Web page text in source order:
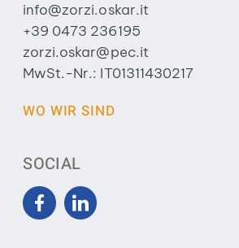
info@zorzi.oskar.it
+39 0473 236195
zorzi.oskar@pec.it
MwSt.-Nr.: IT01311430217
WO WIR SIND
SOCIAL